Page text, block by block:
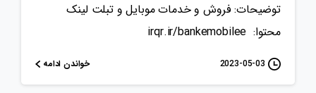
توضیحات: فروش و خدمات موبایل و تبلت لینک
محتوا: irqr.ir/bankemobilee
2023-05-03 خواندن ادامه